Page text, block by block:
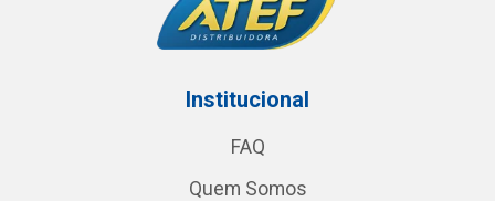
Institucional
FAQ
Quem Somos